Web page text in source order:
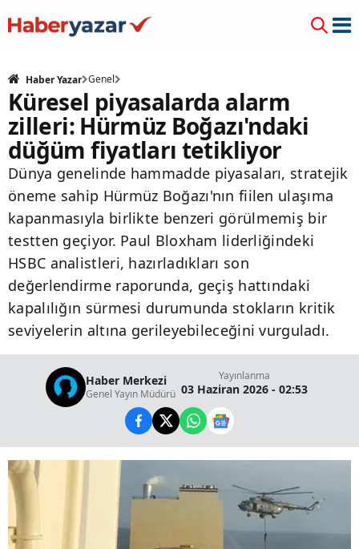
Haber Yazar Genel
Küresel piyasalarda alarm
zilleri: Hürmüz Boğazı'ndaki
düğüm fiyatları tetikliyor
Dünya genelinde hammadde piyasaları, stratejik
öneme sahip Hürmüz Boğazı'nın fiilen ulaşıma
kapanmasıyla birlikte benzeri görülmemiş bir
testten geçiyor. Paul Bloxham liderliğindeki
HSBC analistleri, hazırladıkları son
değerlendirme raporunda, geçiş hattındaki
kapalılığın sürmesi durumunda stokların kritik
seviyelerin altına gerileyebileceğini vurguladı.
Haber Merkezi
Genel Yayın Müdürü
Yayınlanma
03 Haziran 2026 - 02:53